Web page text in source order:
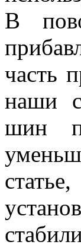
В
часть
наши
шин